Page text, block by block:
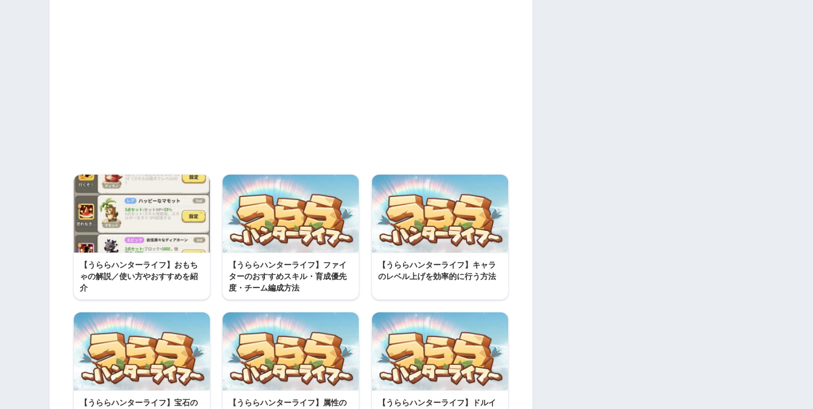
【うららハンターライフ】おもち
ゃの解説／使い方やおすすめを紹
介
【うららハンターライフ】ファイ
ターのおすすめスキル・育成優先
度・チーム編成方法
【うららハンターライフ】キャラ
のレベル上げを効率的に行う方法
【うららハンターライフ】宝石の
【うららハンターライフ】属性の
【うららハンターライフ】ドルイ